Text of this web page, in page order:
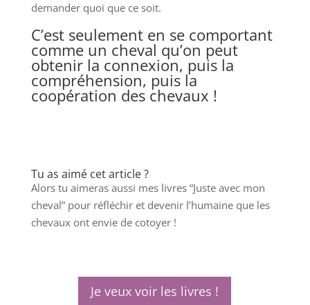
demander quoi que ce soit.
C’est seulement en se comportant
comme un cheval qu’on peut
obtenir la connexion, puis la
compréhension, puis la
coopération des chevaux !
Tu as aimé cet article ?
Alors tu aimeras aussi mes livres “Juste avec mon
cheval” pour réfléchir et devenir l’humaine que les
chevaux ont envie de cotoyer !
Je veux voir les livres !